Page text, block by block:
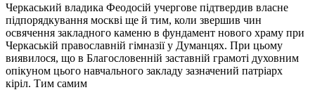
Черкаський владика Феодосій учергове підтвердив власне
підпорядкування москві ще й тим, коли звершив чин
освячення закладного каменю в фундамент нового храму при
Черкаській православній гімназії у Думанцях. При цьому
виявилося, що в Благословенній заставній грамоті духовним
опікуном цього навчального закладу зазначений патріарх
кіріл. Тим самим